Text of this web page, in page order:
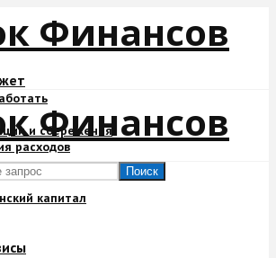
и сбережения
расходов
деньги
капитал
Поиск